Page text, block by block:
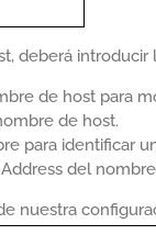
deberá introducir
de host para
de host.
para identificar
del
nuestra